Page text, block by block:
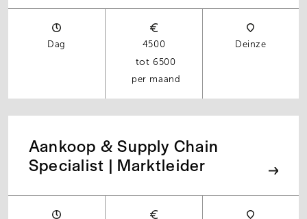
Dag
4500
6500
per maand
Deinze
Aankoop & Supply Chain
Specialist | Marktleider